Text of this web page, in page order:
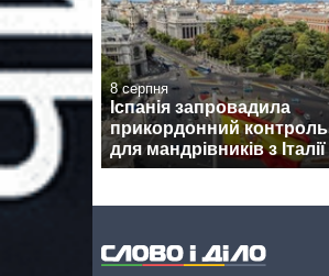
8 серпня
Іспанія запровадила
прикордонний контроль
для мандрівників з Італії